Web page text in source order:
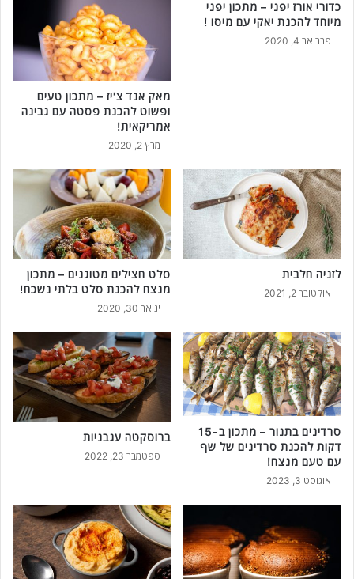
כדורי אורז יפני – מתכון יפני
מיוחד להכנת יאקי עם מיסו !
פברואר 4, 2020
מאק אנד צ'יז – מתכון טעים
ופשוט להכנת פסטה עם גבינה
אמריקאית!
מרץ 2, 2020
לזניה חלבית
אוקטובר 2, 2021
סלט חצילים מטוגנים – מתכון
מנצח להכנת סלט בלתי נשכח!
ינואר 30, 2020
סרדינים בתנור – מתכון ב-15
דקות להכנת סרדינים של שף
עם טעם מנצח!
אוגוסט 3, 2023
ברוסקטה עגבניות
ספטמבר 23, 2022